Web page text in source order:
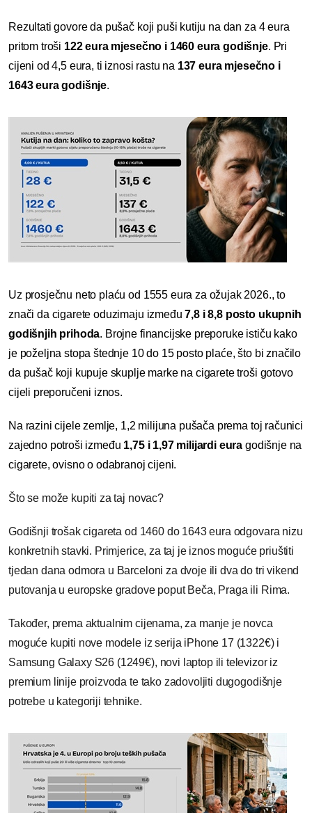
Rezultati govore da pušač koji puši kutiju na dan za 4 eura
pritom troši 122 eura mjesečno i 1460 eura godišnje. Pri
cijeni od 4,5 eura, ti iznosi rastu na 137 eura mjesečno i
1643 eura godišnje.
Uz prosječnu neto plaću od 1555 eura za ožujak 2026., to
znači da cigarete oduzimaju između7,8 i 8,8 posto ukupnih
godišnjih prihoda. Brojne financijske preporuke ističu kako
je poželjna stopa štednje 10 do 15 posto plaće, što bi značilo
da pušač koji kupuje skuplje marke na cigarete troši gotovo
cijeli preporučeni iznos.
Na razini cijele zemlje, 1,2 milijuna pušača prema toj računici
zajedno potroši između 1,75 i 1,97 milijardi eura godišnje na
cigarete, ovisno o odabranoj cijeni.
Što se može kupiti za taj novac?
Godišnji trošak cigareta od 1460 do 1643 eura odgovara nizu
konkretnih stavki. Primjerice, za taj je iznos moguće priuštiti
tjedan dana odmora u Barceloni za dvoje ili dva do tri vikend
putovanja u europske gradove poput Beča, Praga ili Rima.
Također, prema aktualnim cijenama, za manje je novca
moguće kupiti nove modele iz serija iPhone 17 (1322€) i
Samsung Galaxy S26 (1249€), novi laptop ili televizor iz
premium linije proizvoda te tako zadovoljiti dugogodišnje
potrebe u kategoriji tehnike.